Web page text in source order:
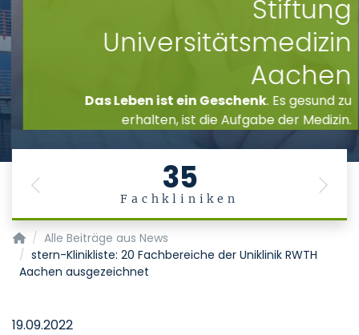
Stiftung
Universitätsmedizin
Aachen
Das Leben ist ein Geschenk. Es gesund zu
erhalten, ist die Aufgabe der Medizin.
35
Fachkliniken
Previous Next
Startseite
Alle Beiträge aus News
stern-Klinikliste: 20 Fachbereiche der Uniklinik RWTH
Aachen ausgezeichnet
19.09.2022